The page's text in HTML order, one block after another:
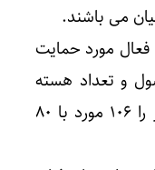
می باشند.
مورد حمایت
۲۲ تولید محصول و تعداد هسته
های صاحب ایده و واحدهای فناور را ۱۰۶ مورد با ۸۰